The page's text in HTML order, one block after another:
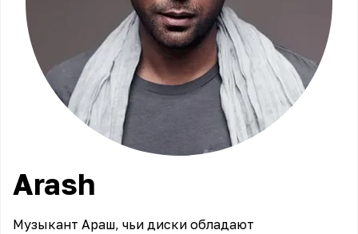
Arash
Музыкант Араш, чьи диски обладают